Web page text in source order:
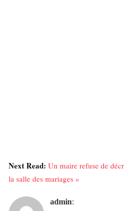
Next Read: Un maire refuse de
la salle des mariages »
admin: